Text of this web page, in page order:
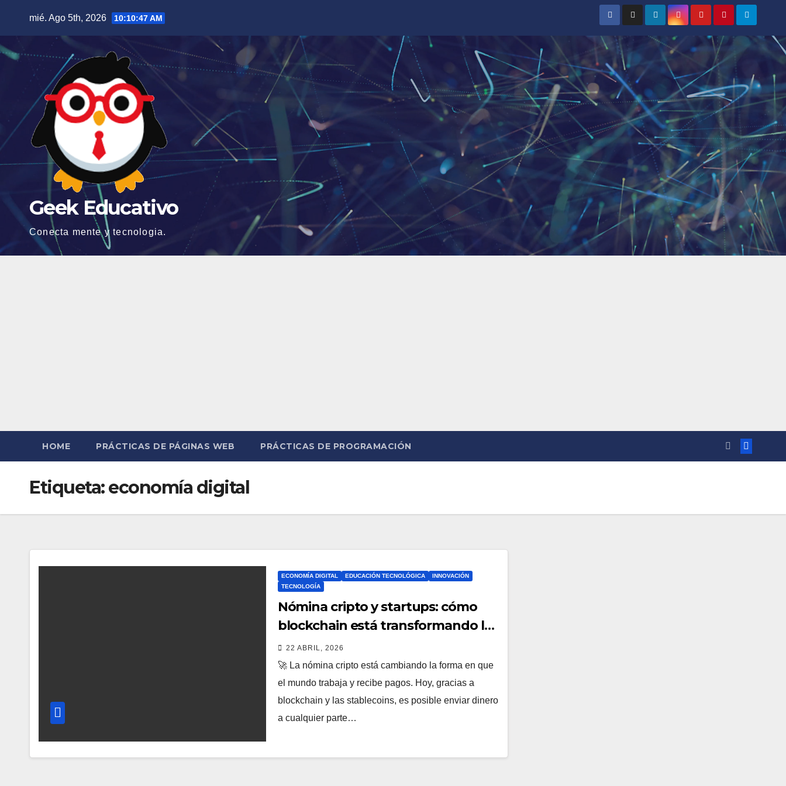
contenido
mié. Ago 5th, 2026 10:10:47 AM
Geek Educativo
Conecta mente y tecnologia.
HOME PRÁCTICAS DE PÁGINAS WEB PRÁCTICAS DE PROGRAMACIÓN
Etiqueta:economía digital
ECONOMÍA DIGITAL EDUCACIÓN TECNOLÓGICA
INNOVACIÓN
TECNOLOGÍA
Nómina cripto y startups: cómo
blockchain está transformando los
pagos internacionales y la
inclusión financiera en 2026
22 ABRIL, 2026
🚀 La nómina cripto está cambiando la forma en que
el mundo trabaja y recibe pagos. Hoy, gracias a
blockchain y las stablecoins, es posible enviar dinero
a cualquier parte…